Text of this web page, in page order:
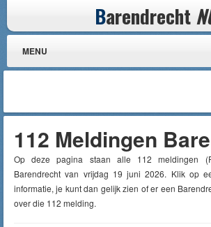
Barendrecht
MENU
112 Meldingen
Op deze pagina staan alle 112 meldingen
Barendrecht van vrijdag 19 juni 2026. Klik op
informatie, je kunt dan gelijk zien of er een
over die 112 melding.